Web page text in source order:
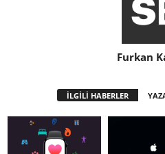
Furkan
İLGİLİ HABERLER